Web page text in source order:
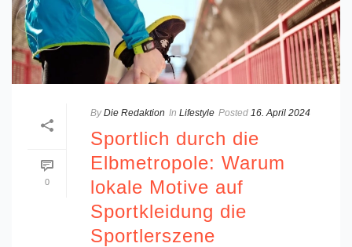
0
By Die Redaktion In Lifestyle Posted 16. April 2024
Sportlich durch die
Elbmetropole: Warum
lokale Motive auf
Sportkleidung die
Sportlerszene